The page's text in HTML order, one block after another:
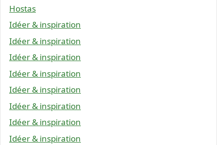
Hostas
Idéer & inspiration
Idéer & inspiration
Idéer & inspiration
Idéer & inspiration
Idéer & inspiration
Idéer & inspiration
Idéer & inspiration
Idéer & inspiration